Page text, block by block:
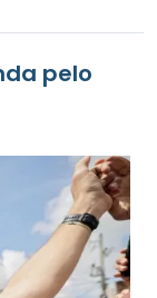
pelo